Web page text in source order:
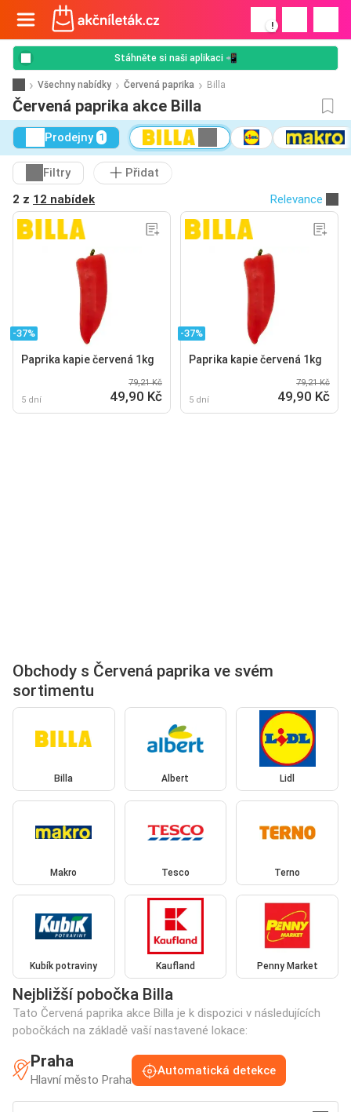
!
Stáhněte si naši aplikaci 📲
Všechny nabídky Červená paprika Billa
Červená paprika akce Billa
Prodejny 1
Filtry
Přidat
2 z 12 nabídek Relevance
-37%
Paprika kapie červená 1kg
5 dní
79,21 Kč
49,90 Kč
-37%
Paprika kapie červená 1kg
5 dní
79,21 Kč
49,90 Kč
Obchody s Červená paprika ve svém
sortimentu
Billa Albert Lidl
Makro Tesco Terno
Kubík potraviny Kaufland Penny Market
Nejbližší pobočka Billa
Tato Červená paprika akce Billa je k dispozici v následujících
pobočkách na základě vaší nastavené lokace:
Praha
Hlavní město Praha
Automatická detekce